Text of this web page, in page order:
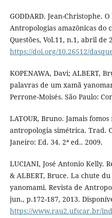
GODDARD. Jean-Christophe.
Antropologias amazônicas do
Questões, Vol.11, n.1, abril de
https://doi.org/10.26512/
KOPENAWA, Davi; ALBERT,
palavras de um xamã
Perrone-Moisés. São Paulo:
LATOUR, Bruno. Jamais
antropologia simétrica. Trad.
Janeiro: Ed. 34. 2ª ed.. 2009.
LUCIANI, José Antonio Kelly.
& ALBERT, Bruce. La chute
yanomami. Revista de
jun., p.172-187, 2013.
https://www.rau2.ufscar.br/